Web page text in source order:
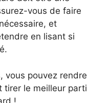
vous de faire
et
en lisant si
vous pouvez rendre
tirer le meilleur parti
!